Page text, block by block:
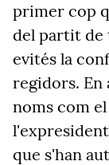
primer cop
del partit de
evités la
regidors. En
noms com
que s'han